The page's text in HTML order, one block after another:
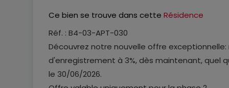
Ce bien se trouve dans cette Résidence
Réf. : B4-03-APT-030
Découvrez notre nouvelle offre
d'enregistrement à 3%, dès maintenant, quel
le 30/06/2026.